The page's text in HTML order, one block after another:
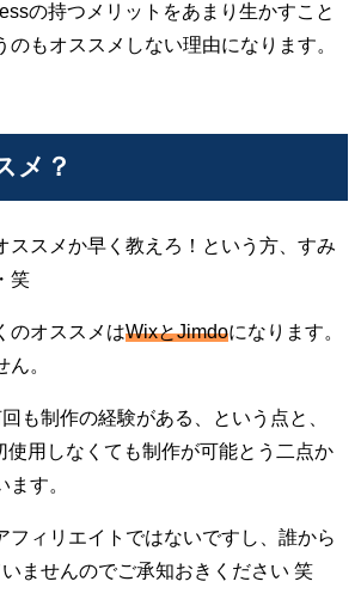
の持つメリットをあまり生かすこと
のもオススメしない理由になります。
メ？
ススメか早く教えろ！という方、すみ
笑
のオススメはWixとJimdoになります。
。
も制作の経験がある、という点と、
使用しなくても制作が可能とう二点か
す。
フィリエイトではないですし、誰から
ませんのでご承知おきください 笑